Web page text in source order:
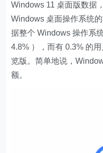
Windows 11 桌面版数据
Windows 桌面操作系统
据整个 Windows 操作系
4.8% ），而有 0.3% 的
览版。简单地说，
额。